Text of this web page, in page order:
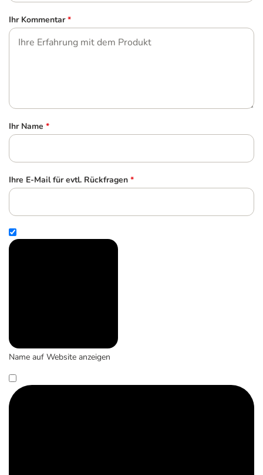
Ihr Kommentar *
Ihr Name *
Ihre E-Mail für evtl. Rückfragen *
Name auf Website anzeigen